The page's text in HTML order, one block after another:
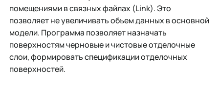
помещениями в связных файлах (Link). Это
позволяет не увеличивать объем данных в основной
модели. Программа позволяет назначать
поверхностям черновые и чистовые отделочные
слои, формировать спецификации отделочных
поверхностей.